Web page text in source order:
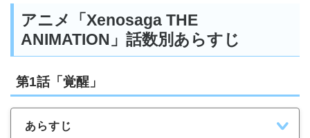
アニメ「Xenosaga THE
ANIMATION」話数別あらすじ
第1話「覚醒」
あらすじ